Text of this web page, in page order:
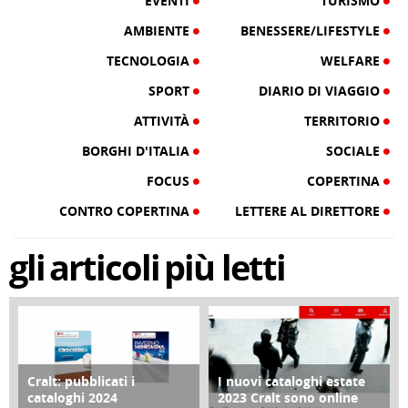
AMBIENTE
BENESSERE/LIFESTYLE
TECNOLOGIA
WELFARE
SPORT
DIARIO DI VIAGGIO
ATTIVITÀ
TERRITORIO
BORGHI D'ITALIA
SOCIALE
FOCUS
COPERTINA
CONTRO COPERTINA
LETTERE AL DIRETTORE
gliarticolipiù letti
COPERTINA
Cralt: pubblicati i
cataloghi 2024
CONTRO COPERTINA
I nuovi cataloghi estate
2023 Cralt sono online